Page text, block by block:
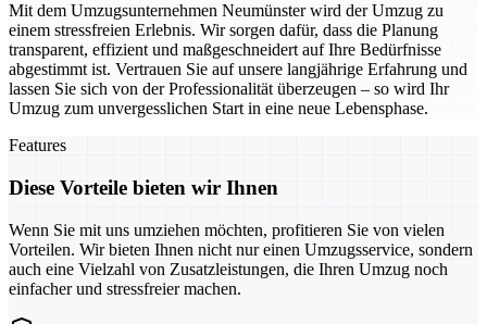
Mit dem Umzugsunternehmen Neumünster wird der Umzug zu
einem stressfreien Erlebnis. Wir sorgen dafür, dass die Planung
transparent, effizient und maßgeschneidert auf Ihre Bedürfnisse
abgestimmt ist. Vertrauen Sie auf unsere langjährige Erfahrung und
lassen Sie sich von der Professionalität überzeugen – so wird Ihr
Umzug zum unvergesslichen Start in eine neue Lebensphase.
Features
Diese Vorteile bieten wir Ihnen
Wenn Sie mit uns umziehen möchten, profitieren Sie von vielen
Vorteilen. Wir bieten Ihnen nicht nur einen Umzugsservice, sondern
auch eine Vielzahl von Zusatzleistungen, die Ihren Umzug noch
einfacher und stressfreier machen.